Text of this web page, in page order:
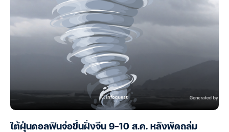
ไต้ฝุ่นดอลฟินจ่อขึ้นฝั่งจีน 9-10 ส.ค. หลังพัดถล่ม